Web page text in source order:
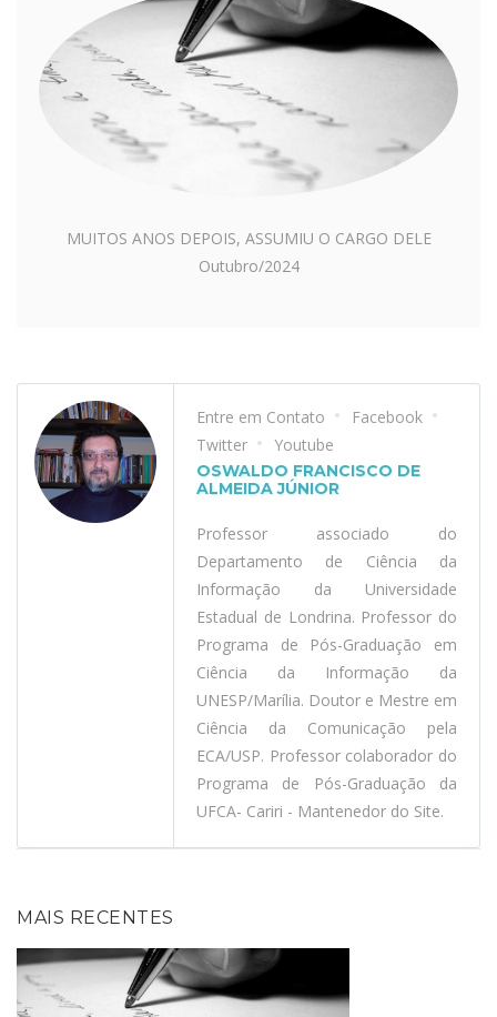
MUITOS ANOS DEPOIS, ASSUMIU O CARGO DELE
Outubro/2024
Entre em Contato
Facebook
Twitter
Youtube
OSWALDO FRANCISCO DE
ALMEIDA JÚNIOR
Professor associado do
Departamento de Ciência da
Informação da Universidade
Estadual de Londrina. Professor do
Programa de Pós-Graduação em
Ciência da Informação da
UNESP/Marília. Doutor e Mestre em
Ciência da Comunicação pela
ECA/USP. Professor colaborador do
Programa de Pós-Graduação da
UFCA- Cariri - Mantenedor do Site.
MAIS RECENTES